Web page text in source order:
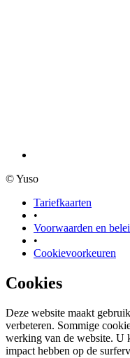
© Yuso
Tariefkaarten
•
Voorwaarden en
•
Cookievoorkeuren
Cookies
Deze website maakt
verbeteren. Sommige
werking van de website. U
impact hebben op de